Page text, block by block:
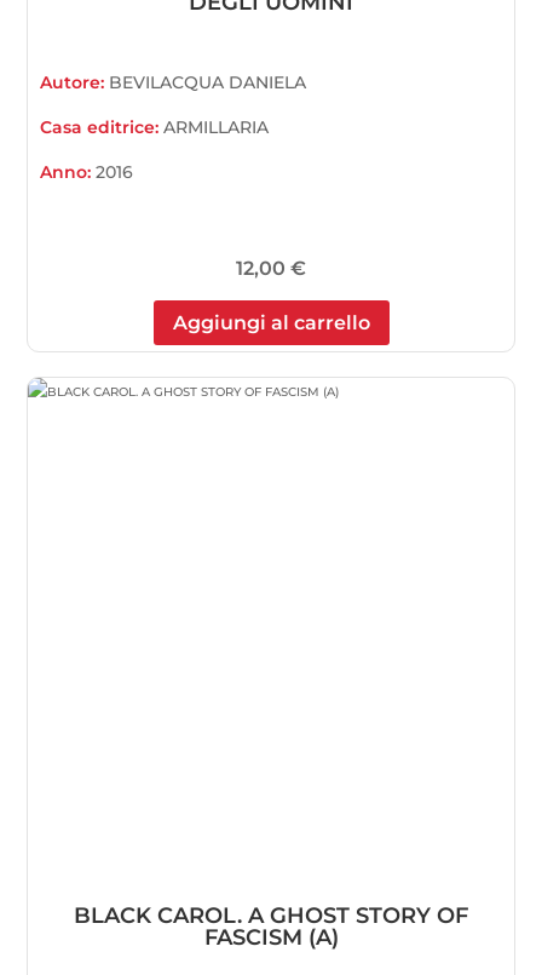
Autore: BEVILACQUA DANIELA
Casa editrice:ARMILLARIA
Anno:2016
12,00 €
Aggiungi al carrello
BLACK CAROL. A GHOST STORY OF
FASCISM (A)